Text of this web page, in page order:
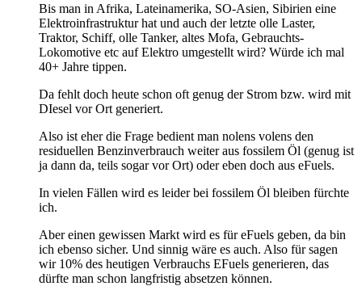
Bis man in Afrika, Lateinamerika, SO-Asien, Sibirien eine
Elektroinfrastruktur hat und auch der letzte olle Laster,
Traktor, Schiff, olle Tanker, altes Mofa, Gebrauchts-
Lokomotive etc auf Elektro umgestellt wird? Würde ich mal
40+ Jahre tippen.
Da fehlt doch heute schon oft genug der Strom bzw. wird mit
DIesel vor Ort generiert.
Also ist eher die Frage bedient man nolens volens den
residuellen Benzinverbrauch weiter aus fossilem Öl (genug ist
ja dann da, teils sogar vor Ort) oder eben doch aus eFuels.
In vielen Fällen wird es leider bei fossilem Öl bleiben fürchte
ich.
Aber einen gewissen Markt wird es für eFuels geben, da bin
ich ebenso sicher. Und sinnig wäre es auch. Also für sagen
wir 10% des heutigen Verbrauchs EFuels generieren, das
dürfte man schon langfristig absetzen können.